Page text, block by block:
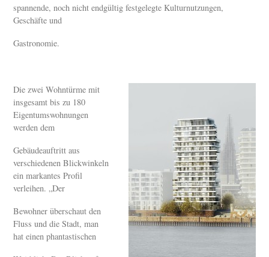
spannende, noch nicht endgültig festgelegte Kulturnutzungen,
Geschäfte und
Gastronomie.
Die zwei Wohntürme mit
insgesamt bis zu 180
Eigentumswohnungen
werden dem
Gebäudeauftritt aus
verschiedenen Blickwinkeln
ein markantes Profil
verleihen. „Der
Bewohner überschaut den
Fluss und die Stadt, man
hat einen phantastischen